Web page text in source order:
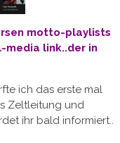
motto-playlists
media link..der in
ich das erste mal
Zeltleitung und
ihr bald informiert..